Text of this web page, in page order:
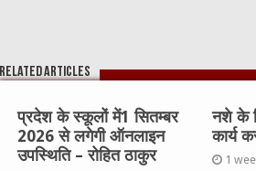
Related Articles
प्रदेश के स्कूलों में1 सितम्बर
2026 से लगेगी ऑनलाइन
उपस्थिति – रोहित ठाकुर
नशे के
कार्य
1